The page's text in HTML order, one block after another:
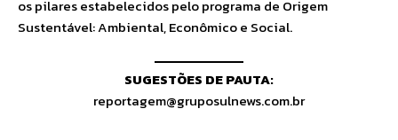
os pilares estabelecidos pelo programa de Origem
Sustentável: Ambiental, Econômico e Social.
SUGESTÕES DE PAUTA:
reportagem@gruposulnews.com.br